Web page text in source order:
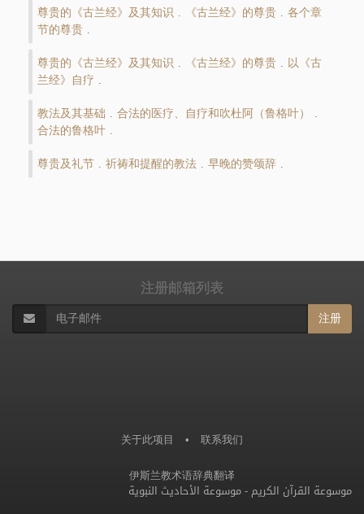
尊贵的《古兰经》及其知识 《古兰经》的尊贵 各个章
节的尊贵
尊贵的《古兰经》及其知识 《古兰经》的尊贵 以《古
兰经》自疗
教法及其基础 合法的医疗、自疗和吹杜阿（鲁格叶）
合法的鲁格叶
尊贵及礼节 祈祷和提醒的教法 早晚的赞颂辞
注册邮箱列表
注册
关于此项目 • 联系我们
伊斯兰教术语辞典翻译
موسوعة القرآن الكريم -موسوعة الأحاديث النبوية